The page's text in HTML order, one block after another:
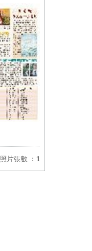
照片張數 ：1